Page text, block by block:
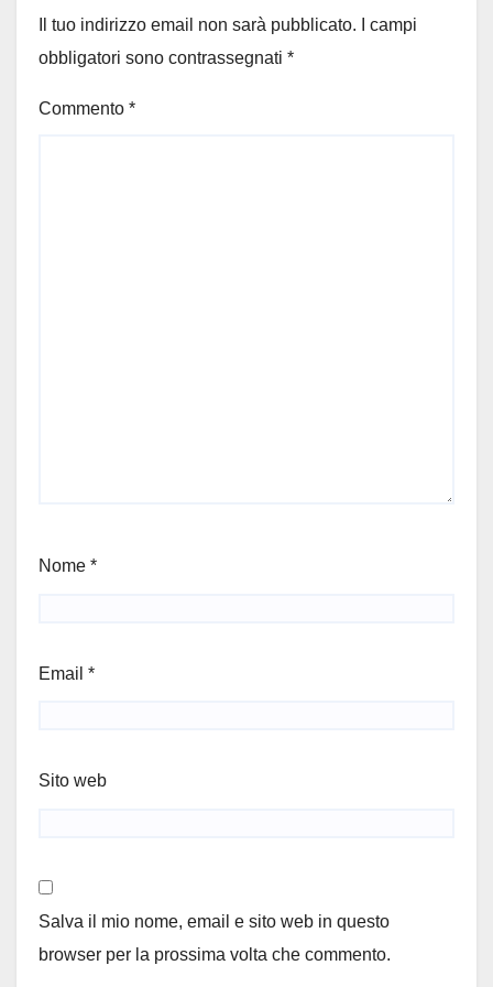
Il tuo indirizzo email non sarà pubblicato.
I campi
obbligatori sono contrassegnati *
Commento *
Nome *
Email *
Sito web
Salva il mio nome, email e sito web in questo
browser per la prossima volta che commento.